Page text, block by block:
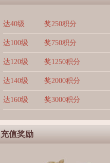
达40级 奖250积分
达100级 奖750积分
达120级 奖1250积分
达140级 奖2000积分
达160级 奖3000积分
充值奖励